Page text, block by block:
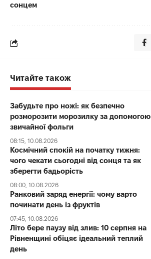
сонцем
Читайте також
Забудьте про ножі: як безпечно
розморозити морозилку за допомогою
звичайної фольги
08:15, 10.08.2026
Космічний спокій на початку тижня:
чого чекати сьогодні від сонця та як
зберегти бадьорість
08:00, 10.08.2026
Ранковий заряд енергії: чому варто
починати день із фруктів
07:45, 10.08.2026
Літо бере паузу від злив: 10 серпня на
Рівненщині обіцяє ідеальний теплий
день